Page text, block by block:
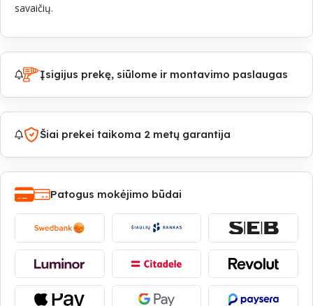
savaičių.
Įsigijus prekę, siūlome ir montavimo paslaugas
Šiai prekei taikoma 2 metų garantija
Patogus mokėjimo būdai